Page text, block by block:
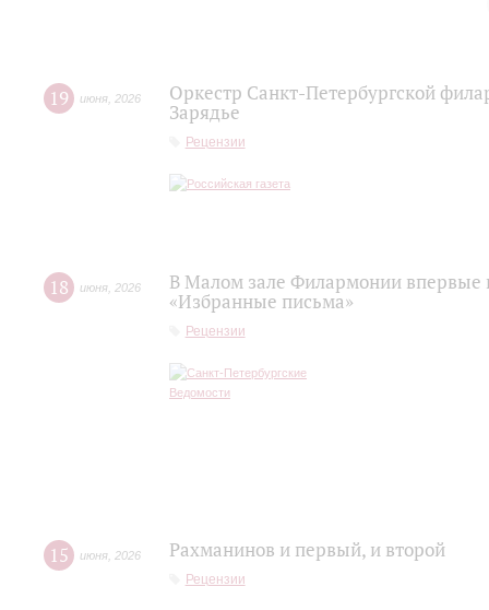
19 июня 2026
Оркестр Санкт‑Петербургской
Зарядье
Рецензии
18 июня 2026
В Малом зале Филармонии впервые
«Избранные письма»
Рецензии
15 июня 2026 Рахманинов и первый, и второй
Рецензии